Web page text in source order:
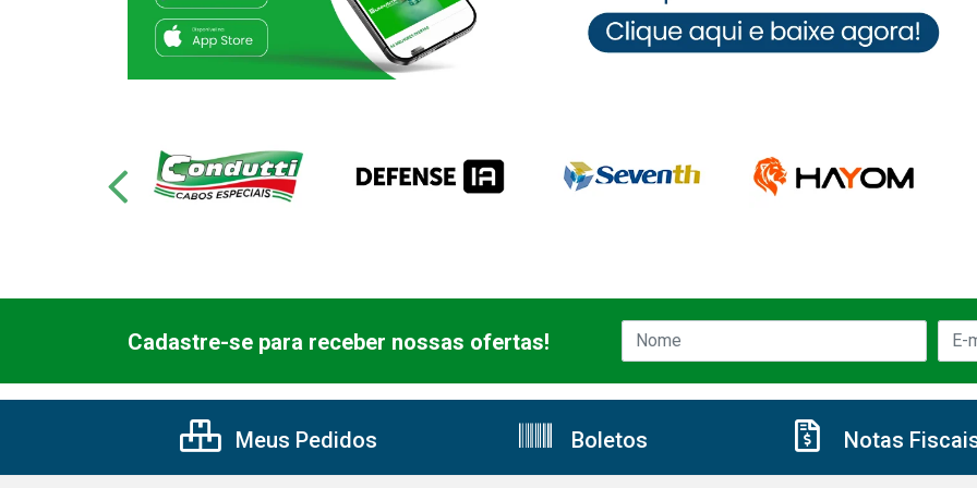
Cadastre-se para receber nossas ofertas!
Meus Pedidos Boletos Notas